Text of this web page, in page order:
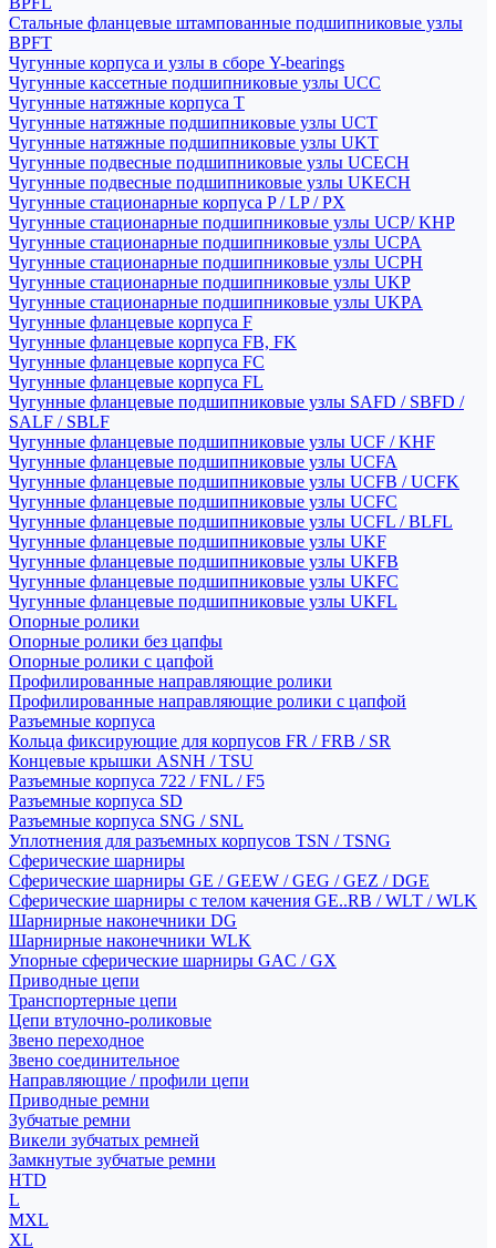
Стальные фланцевые штампованные подшипниковые узлы
BPFT
Чугунные корпуса и узлы в сборе Y-bearings
Чугунные кассетные подшипниковые узлы UCC
Чугунные натяжные корпуса T
Чугунные натяжные подшипниковые узлы UCT
Чугунные натяжные подшипниковые узлы UKT
Чугунные подвесные подшипниковые узлы UCECH
Чугунные подвесные подшипниковые узлы UKECH
Чугунные стационарные корпуса P / LP / PX
Чугунные стационарные подшипниковые узлы UCP/ KHP
Чугунные стационарные подшипниковые узлы UCPA
Чугунные стационарные подшипниковые узлы UCPH
Чугунные стационарные подшипниковые узлы UKP
Чугунные стационарные подшипниковые узлы UKPA
Чугунные фланцевые корпуса F
Чугунные фланцевые корпуса FB, FK
Чугунные фланцевые корпуса FC
Чугунные фланцевые корпуса FL
Чугунные фланцевые подшипниковые узлы SAFD / SBFD /
SALF / SBLF
Чугунные фланцевые подшипниковые узлы UCF / KHF
Чугунные фланцевые подшипниковые узлы UCFA
Чугунные фланцевые подшипниковые узлы UCFB / UCFK
Чугунные фланцевые подшипниковые узлы UCFC
Чугунные фланцевые подшипниковые узлы UCFL / BLFL
Чугунные фланцевые подшипниковые узлы UKF
Чугунные фланцевые подшипниковые узлы UKFB
Чугунные фланцевые подшипниковые узлы UKFC
Чугунные фланцевые подшипниковые узлы UKFL
Опорные ролики
Опорные ролики без цапфы
Опорные ролики с цапфой
Профилированные направляющие ролики
Профилированные направляющие ролики с цапфой
Разъемные корпуса
Кольца фиксирующие для корпусов FR / FRB / SR
Концевые крышки ASNH / TSU
Разъемные корпуса 722 / FNL / F5
Разъемные корпуса SD
Разъемные корпуса SNG / SNL
Уплотнения для разъемных корпусов TSN / TSNG
Сферические шарниры
Сферические шарниры GE / GEEW / GEG / GEZ / DGE
Сферические шарниры с телом качения GE..RB / WLT / WLK
Шарнирные наконечники DG
Шарнирные наконечники WLK
Упорные сферические шарниры GAC / GX
Приводные цепи
Транспортерные цепи
Цепи втулочно-роликовые
Звено переходное
Звено соединительное
Направляющие / профили цепи
Приводные ремни
Зубчатые ремни
Викели зубчатых ремней
Замкнутые зубчатые ремни
HTD
L
MXL
XL